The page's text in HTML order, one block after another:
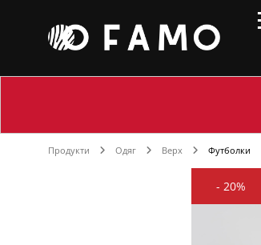
Продукти Одяг Верх Футболки
-20%